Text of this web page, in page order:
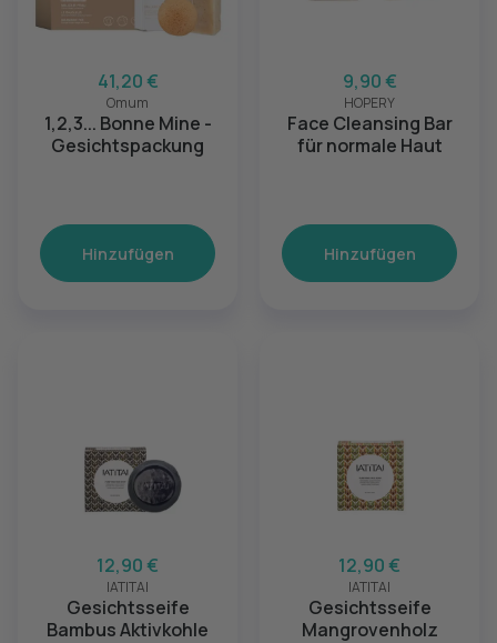
41,20 €
Omum
1,2,3... Bonne Mine -
Gesichtspackung
Hinzufügen
9,90 €
HOPERY
Face Cleansing Bar
für normale Haut
Hinzufügen
12,90 €
IATITAI
Gesichtsseife
Bambus Aktivkohle
12,90 €
IATITAI
Gesichtsseife
Mangrovenholz